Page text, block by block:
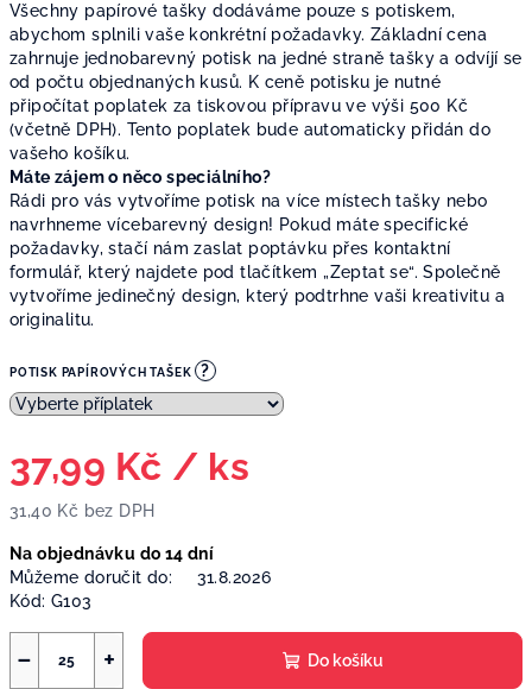
Všechny papírové tašky dodáváme pouze s potiskem,
abychom splnili vaše konkrétní požadavky. Základní cena
zahrnuje jednobarevný potisk na jedné straně tašky a odvíjí se
od počtu objednaných kusů. K ceně potisku je nutné
připočítat poplatek za tiskovou přípravu ve výši 500 Kč
(včetně DPH). Tento poplatek bude automaticky přidán do
vašeho košíku.
Máte zájem o něco speciálního?
Rádi pro vás vytvoříme potisk na více místech tašky nebo
navrhneme vícebarevný design! Pokud máte specifické
požadavky, stačí nám zaslat poptávku přes kontaktní
formulář, který najdete pod tlačítkem „Zeptat se“. Společně
vytvoříme jedinečný design, který podtrhne vaši kreativitu a
originalitu.
POTISK PAPÍROVÝCH TAŠEK ?
37,99 Kč / ks
31,40 Kč bez DPH
cena:
Na objednávku do 14 dní
Můžeme doručit do:
31.8.2026
Kód: G103
+
− Do košíku